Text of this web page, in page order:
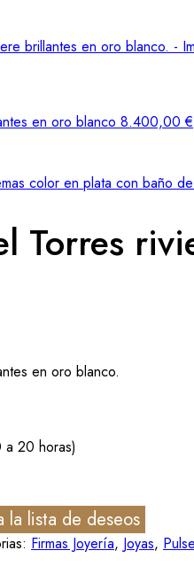
en oro blanco 8.400,00€
color en plata con baño
Torres
en oro blanco.
20 horas)
la lista de deseos
Firmas Joyería, Joyas,